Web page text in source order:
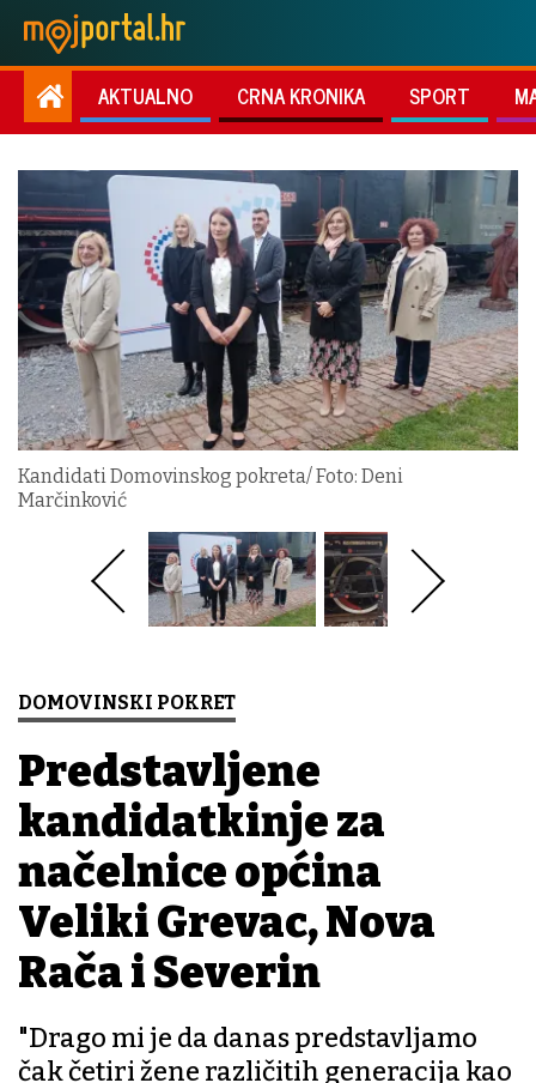
AKTUALNO CRNA KRONIKA SPORT
Kandidati Domovinskog pokreta/ Foto: Deni
Marčinković
DOMOVINSKI POKRET
Predstavljene
kandidatkinje za
načelnice općina
Veliki Grđevac, Nova
Rača i Severin
"Drago mi je da danas predstavljamo
čak četiri žene različitih generacija kao